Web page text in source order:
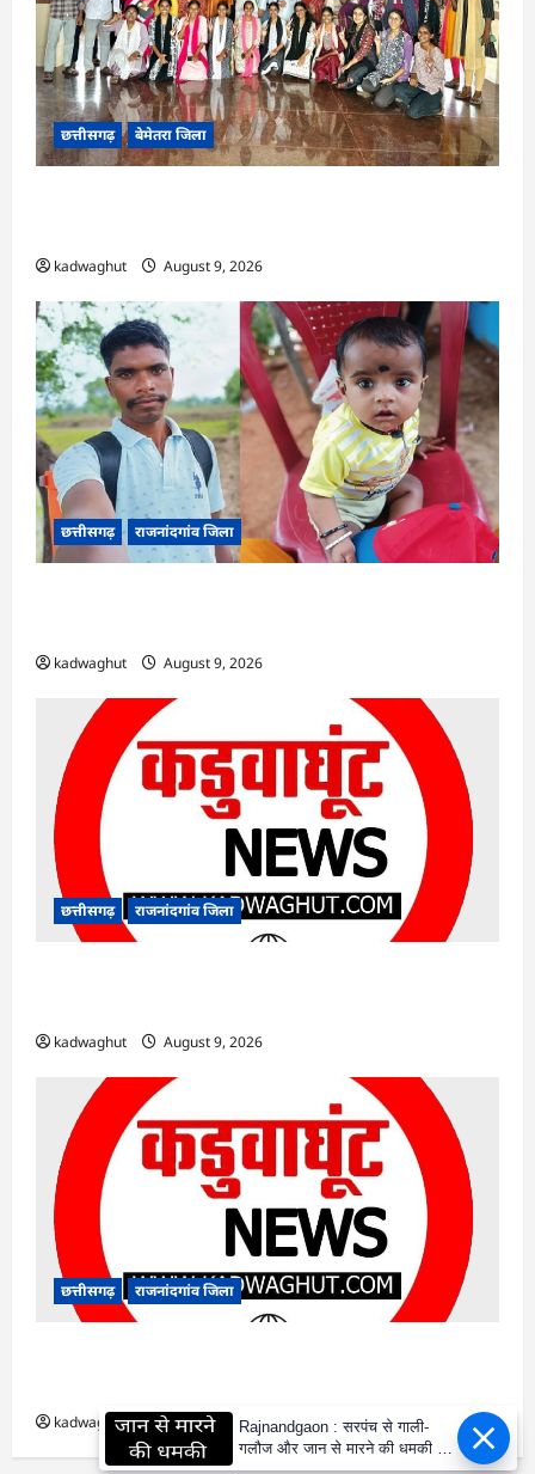
छत्तीसगढ़ बेमेतरा जिला
kadwaghut August 9, 2026
छत्तीसगढ़ राजनांदगांव जिला
kadwaghut August 9, 2026
छत्तीसगढ़ राजनांदगांव जिला
kadwaghut August 9, 2026
छत्तीसगढ़ राजनांदगांव जिला
kadwaghut August 9, 2026Rajnandgaon : सरपंच से गाली-
गलौज और जान से मारने की धमकी का
आरोप, पुलिस में शिकायत -